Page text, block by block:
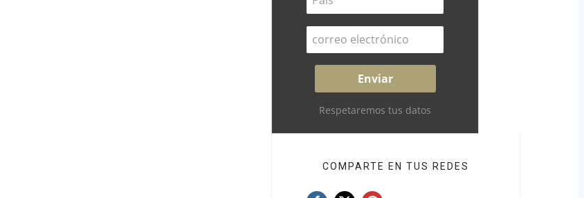
Respetaremos tus datos
COMPARTE EN TUS REDES